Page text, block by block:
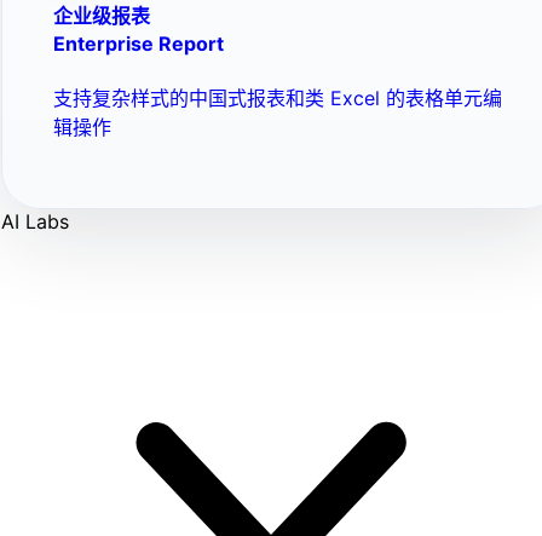
企业级报表
Enterprise Report
支持复杂样式的中国式报表和类 Excel 的表格单元编
辑操作
AI Labs